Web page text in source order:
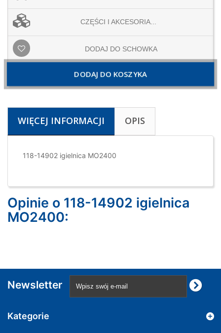
CZĘŚCI I AKCESORIA...
DODAJ DO SCHOWKA
DODAJ DO KOSZYKA
WIĘCEJ INFORMACJI OPIS
118-14902 igielnica MO2400
Opinie o 118-14902 igielnica
MO2400:
Newsletter
Kategorie